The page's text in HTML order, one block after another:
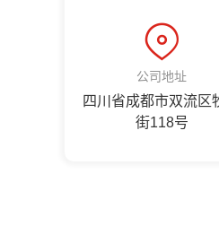
公司地址
四川省成都市双流区
街118号